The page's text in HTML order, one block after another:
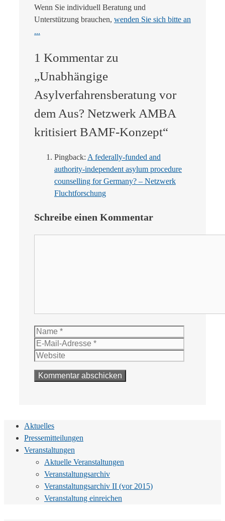
Wenn Sie individuell Beratung und
Unterstützung brauchen, wenden Sie sich bitte an
...
1 Kommentar zu
„Unabhängige
Asylverfahrensberatung vor
dem Aus? Netzwerk AMBA
kritisiert BAMF-Konzept“
Pingback: A federally-funded and
authority-independent asylum procedure
counselling for Germany? – Netzwerk
Fluchtforschung
Schreibe einen Kommentar
Name
Aktuelles
Pressemitteilungen
Veranstaltungen
Aktuelle Veranstaltungen
Veranstaltungsarchiv
Veranstaltungsarchiv II (vor 2015)
Veranstaltung einreichen